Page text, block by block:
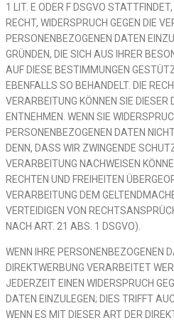
1 LIT. E ODER F DSGVO
RECHT, WIDERSPRUCH GEGEN DIE
PERSONENBEZOGENEN DATEN
GRÜNDEN, DIE SICH AUS IHRER
AUF DIESE BESTIMMUNGEN
EBENFALLS SO BEHANDELT. DIE
VERARBEITUNG KÖNNEN SIE
ENTNEHMEN. WENN SIE
PERSONENBEZOGENEN DATEN
DENN, DASS WIR ZWINGENDE
VERARBEITUNG NACHWEISEN
RECHTEN UND FREIHEITEN
VERARBEITUNG DEM
VERTEIDIGEN VON
NACH ART. 21 ABS. 1 DSGVO).
WENN IHRE PERSONENBEZOGENEN
DIREKTWERBUNG VERARBEITET
JEDERZEIT EINEN WIDERSPRUCH
DATEN EINZULEGEN; DIES TRIFFT
WENN ES MIT DIESER ART DER